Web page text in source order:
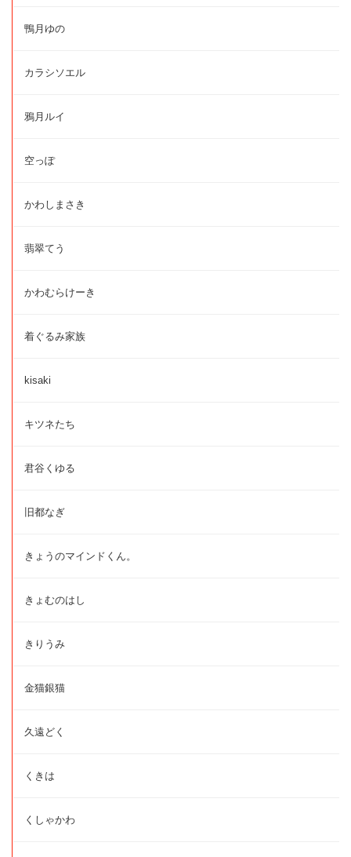
鴨月ゆの
カラシソエル
鴉月ルイ
空っぽ
かわしまさき
翡翠てう
かわむらけーき
着ぐるみ家族
kisaki
キツネたち
君谷くゆる
旧都なぎ
きょうのマインドくん。
きょむのはし
きりうみ
金猫銀猫
久遠どく
くきは
くしゃかわ